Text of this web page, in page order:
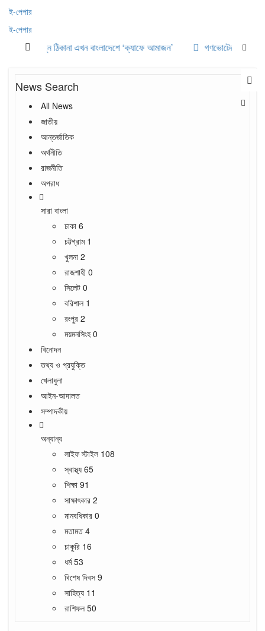
ই-পেপার
ই-পেপার
নতুন ঠিকানা এখন বাংলাদেশে ‘ক্যাফে আমাজন’ গণভোটের রায় ও জুলাই
News Search
All News
জাতীয়
আন্তর্জাতিক
অর্থনীতি
রাজনীতি
অপরাধ
সারা বাংলা
ঢাকা 6
চট্টগ্রাম 1
খুলনা 2
রাজশাহী 0
সিলেট 0
বরিশাল 1
রংপুর 2
ময়মনসিংহ0
বিনোদন
তথ্য ও প্রযুক্তি
খেলাধুলা
আইন-আদালত
সম্পাদকীয়
অন্যান্য
লাইফ স্টাইল 108
স্বাস্থ্য 65
শিক্ষা 91
সাক্ষাৎকার 2
মানবধিকার 0
মতামত4
চাকুরি 16
ধর্ম53
বিশেষ দিবস 9
সাহিত্য 11
রাশিফল 50